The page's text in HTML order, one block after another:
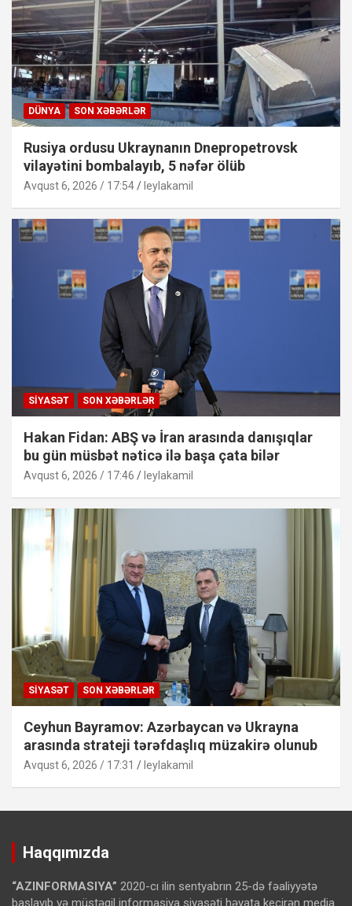
DÜNYA SON XƏBƏRLƏR
Rusiya ordusu Ukraynanın Dnepropetrovsk
vilayətini bombalayıb, 5 nəfər ölüb
Avqust 6, 2026 / 17:54 leylakamil
SIYASƏT SON XƏBƏRLƏR
Hakan Fidan: ABŞ və İran arasında danışıqlar
bu gün müsbət nəticə ilə başa çata bilər
Avqust 6, 2026 / 17:46 leylakamil
SIYASƏT SON XƏBƏRLƏR
Ceyhun Bayramov: Azərbaycan və Ukrayna
arasında strateji tərəfdaşlıq müzakirə olunub
Avqust 6, 2026 / 17:31 leylakamil
Haqqımızda
“AZINFORMASIYA” 2020-cı ilin sentyabrın 25-də fəaliyyətə
başlayıb və müstəqil informasiya siyasəti həyata keçirən media